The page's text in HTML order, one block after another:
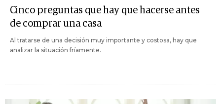
Cinco preguntas que hay que hacerse antes
de comprar una casa
Al tratarse de una decisión muy importante y costosa, hay que
analizar la situación fríamente.